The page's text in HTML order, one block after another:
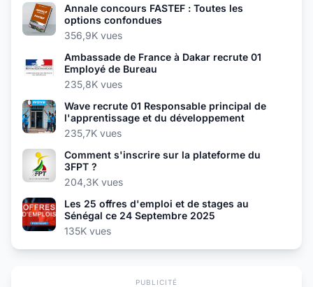
Annale concours FASTEF : Toutes les
options confondues
356,9K vues
Ambassade de France à Dakar recrute 01
Employé de Bureau
235,8K vues
Wave recrute 01 Responsable principal de
l'apprentissage et du développement
235,7K vues
Comment s'inscrire sur la plateforme du
3FPT ?
204,3K vues
Les 25 offres d'emploi et de stages au
Sénégal ce 24 Septembre 2025
135K vues
PUBLICITÉ